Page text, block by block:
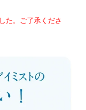
た。ご了承くださ